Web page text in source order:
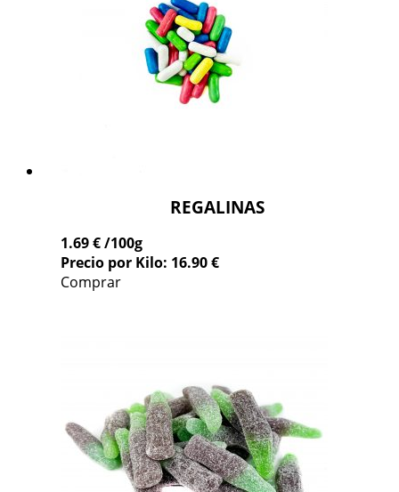
REGALINAS
1.69 €/100g
Precio por Kilo: 16.90 €
Comprar